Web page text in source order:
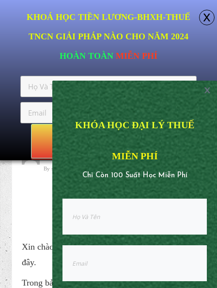
Kiến thức kế toán/ CV tiếng anh dành cho dân kế toán
CV tiếng anh dành cho dân kế toán
KHOÁ HỌC TIỀN LƯƠNG- BHXH -THUẾ
TNCN GIẢI PHÁP NÀO CHO NĂM 2024
HOÀN TOÀN MIỄN PHÍ
NHẬN NGAY
x
KHÓA HỌC ĐẠI LÝ THUẾ
MIỄN PHÍ
Chỉ Còn 100 Suất Học Miễn Phí
x